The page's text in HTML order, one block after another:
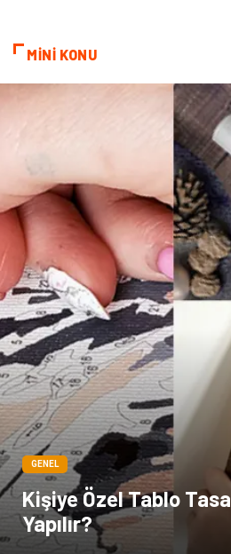
Google Sıralama
MİNİ KONU
GENEL
Kişiye Özel Tablo
Yapılır?